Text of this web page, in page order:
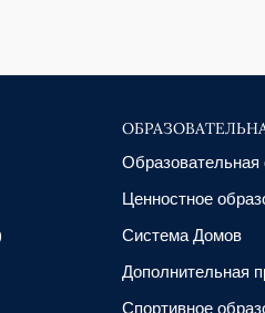
Ценностное
Система Домов
Дополнительная
Спортивное